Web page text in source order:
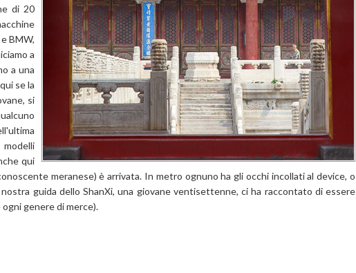
di 20
BMW,
a
a una
se la
si
modelli
qui
meranese) è arrivata. In metro ognuno ha gli occhi incollati al device, o
guida dello ShanXi, una giovane ventisettenne, ci ha raccontato di essere
genere di merce).